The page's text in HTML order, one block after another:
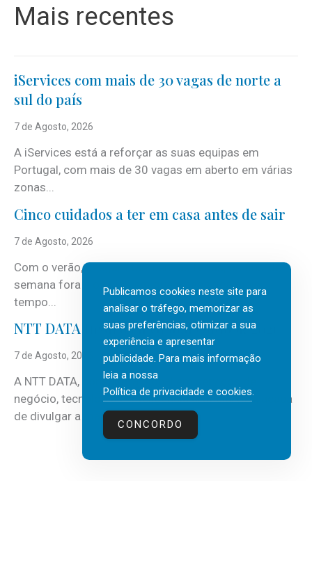
Mais recentes
iServices com mais de 30 vagas de norte a
sul do país
7 de Agosto, 2026
A iServices está a reforçar as suas equipas em
Portugal, com mais de 30 vagas em aberto em várias
zonas...
Cinco cuidados a ter em casa antes de sair
7 de Agosto, 2026
Com o verão, chegam também as férias, os fins-de-
semana fora e os dias em que a casa fica mais
tempo...
NTT DATA Insurtech Global Outlook 2026
7 de Agosto, 2026
A NTT DATA, consultora global em serviços de
negócio, tecnologia e inteligência artificial (IA), acaba
de divulgar a mais recente...
Publicamos cookies neste site para
analisar o tráfego, memorizar as
suas preferências, otimizar a sua
experiência e apresentar
publicidade. Para mais informação
leia a nossa
Política de privacidade e cookies.
CONCORDO